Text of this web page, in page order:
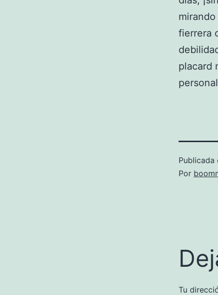
fierrera
placard
Por
Tu